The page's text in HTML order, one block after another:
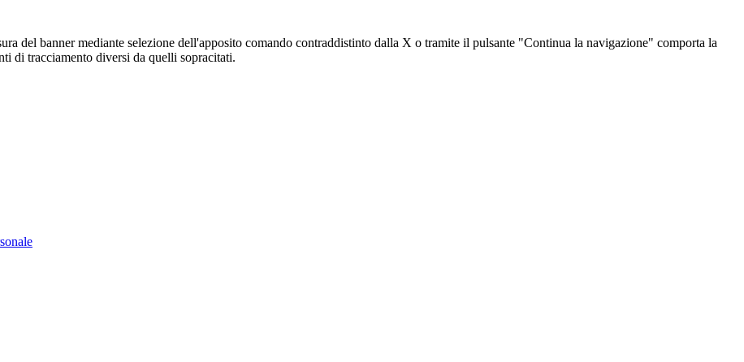
del banner mediante selezione dell'apposito comando contraddistinto dalla X o tramite il pulsante "Continua la navigazione" comporta la
di tracciamento diversi da quelli sopracitati.